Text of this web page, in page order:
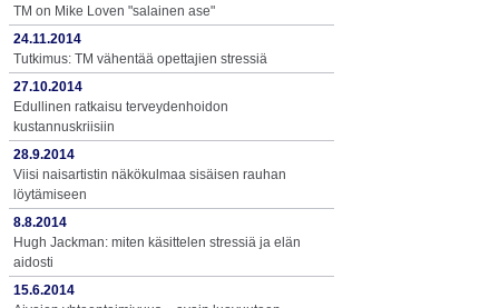
TM on Mike Loven "salainen ase"
24.11.2014
Tutkimus: TM vähentää opettajien stressiä
27.10.2014
Edullinen ratkaisu terveydenhoidon
kustannuskriisiin
28.9.2014
Viisi naisartistin näkökulmaa sisäisen rauhan
löytämiseen
8.8.2014
Hugh Jackman: miten käsittelen stressiä ja elän
aidosti
15.6.2014